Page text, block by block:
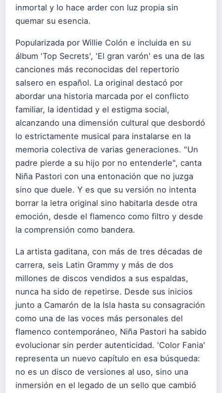
inmortal y lo hace arder con luz propia sin
quemar su esencia.
Popularizada por Willie Colón e incluida en su
álbum 'Top Secrets', 'El gran varón' es una de las
canciones más reconocidas del repertorio
salsero en español. La original destacó por
abordar una historia marcada por el conflicto
familiar, la identidad y el estigma social,
alcanzando una dimensión cultural que desbordó
lo estrictamente musical para instalarse en la
memoria colectiva de varias generaciones. "Un
padre pierde a su hijo por no entenderle", canta
Niña Pastori con una entonación que no juzga
sino que duele. Y es que su versión no intenta
borrar la letra original sino habitarla desde otra
emoción, desde el flamenco como filtro y desde
la comprensión como bandera.
La artista gaditana, con más de tres décadas de
carrera, seis Latin Grammy y más de dos
millones de discos vendidos a sus espaldas,
nunca ha sido de repetirse. Desde sus inicios
junto a Camarón de la Isla hasta su consagración
como una de las voces más personales del
flamenco contemporáneo, Niña Pastori ha sabido
evolucionar sin perder autenticidad. 'Color Fania'
representa un nuevo capítulo en esa búsqueda:
no es un disco de versiones al uso, sino una
inmersión en el legado de un sello que cambió